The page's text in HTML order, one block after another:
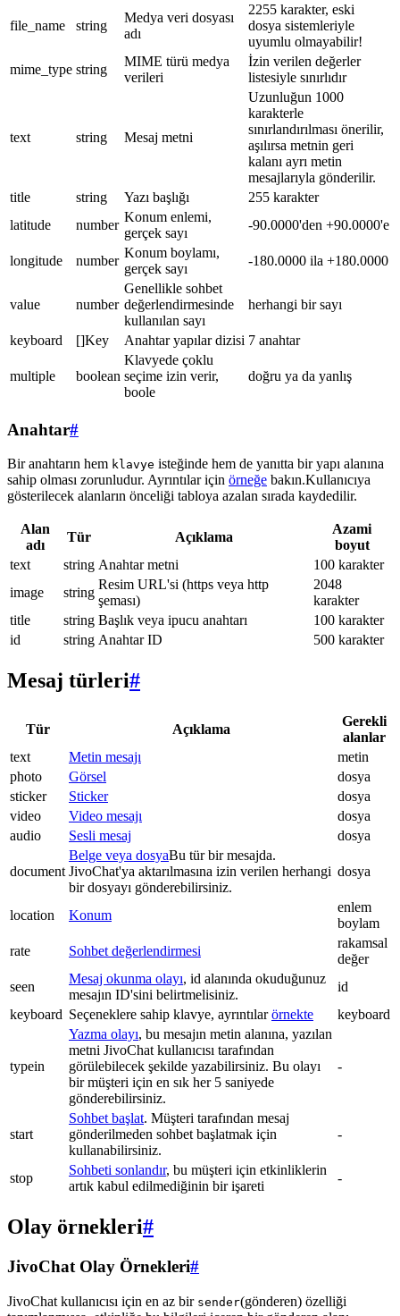
file_name string
Medya veri dosyası
adı
2255 karakter, eski
dosya sistemleriyle
uyumlu olmayabilir!
mime_type string
MIME türü medya
verileri
İzin verilen değerler
listesiyle sınırlıdır
text string Mesaj metni
Uzunluğun 1000
karakterle
sınırlandırılması önerilir,
aşılırsa metnin geri
kalanı ayrı metin
mesajlarıyla gönderilir.
title
string Yazı başlığı
255 karakter
latitude
number
Konum enlemi,
gerçek sayı
-90.0000'den +90.0000'e
longitude number
Konum boylamı,
gerçek sayı
-180.0000 ila +180.0000
value number
Genellikle sohbet
değerlendirmesinde
kullanılan sayı
herhangi bir sayı
keyboard []Key Anahtar yapılar dizisi 7 anahtar
multiple boolean
Klavyede çoklu
seçime izin verir,
boole
doğru ya da yanlış
Anahtar#
Bir anahtarın hem klavye isteğinde hem de yanıtta bir yapı alanına
sahip olması zorunludur. Ayrıntılar için örneğe bakın.Kullanıcıya
gösterilecek alanların önceliği tabloya azalan sırada kaydedilir.
Alan
adı
Tür Açıklama
Azami
boyut
text
string Anahtar metni
100 karakter
image
string
Resim URL'si (https veya http
şeması)
2048
karakter
title
string Başlık veya ipucu anahtarı
100 karakter
id
string Anahtar ID 500 karakter
Mesaj türleri#
Tür Açıklama
Gerekli
alanlar
text
Metin mesajı
metin
photo
Görsel
dosya
sticker
Sticker
dosya
video
Video mesajı
dosya
audio
Sesli mesaj dosya
document
Belge veya dosyaBu tür bir mesajda.
JivoChat'ya aktarılmasına izin verilen herhangi
bir dosyayı gönderebilirsiniz.
dosya
location Konum
enlem
boylam
rate
Sohbet değerlendirmesi
rakamsal
değer
seen
Mesaj okunma olayı, id alanında okuduğunuz
mesajın ID'sini belirtmelisiniz.
id
keyboard Seçeneklere sahip klavye, ayrıntılarörnekte keyboard
typein
Yazma olayı, bu mesajın metin alanına, yazılan
metni JivoChat kullanıcısı tarafından
görülebilecek şekilde yazabilirsiniz. Bu olayı
bir müşteri için en sık her 5 saniyede
gönderebilirsiniz.
-
start
Sohbet başlat. Müşteri tarafından mesaj
gönderilmeden sohbet başlatmak için
kullanabilirsiniz.
-
stop
Sohbeti sonlandır, bu müşteri için etkinliklerin
artık kabul edilmediğinin bir işareti
-
Olay örnekleri#
JivoChat Olay Örnekleri#
JivoChat kullanıcısı için en az bir sender(gönderen) özelliği